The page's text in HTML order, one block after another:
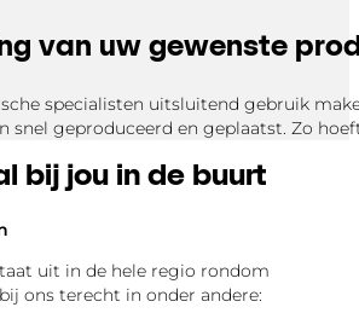
van uw gewenste
specialisten uitsluitend gebruik
snel geproduceerd en geplaatst. Zo
bij jou in de buurt
uit in de hele regio rondom
ons terecht in onder andere: